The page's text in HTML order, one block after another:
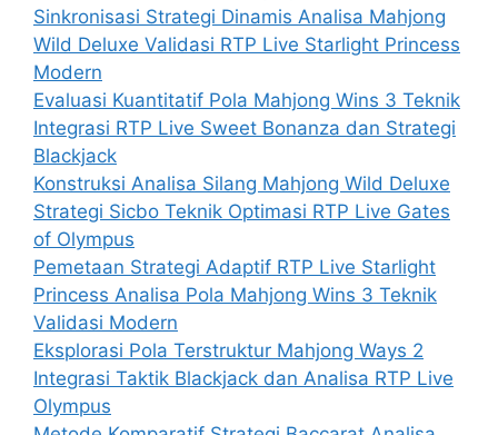
Sinkronisasi Strategi Dinamis Analisa Mahjong
Wild Deluxe Validasi RTP Live Starlight Princess
Modern
Evaluasi Kuantitatif Pola Mahjong Wins 3 Teknik
Integrasi RTP Live Sweet Bonanza dan Strategi
Blackjack
Konstruksi Analisa Silang Mahjong Wild Deluxe
Strategi Sicbo Teknik Optimasi RTP Live Gates
of Olympus
Pemetaan Strategi Adaptif RTP Live Starlight
Princess Analisa Pola Mahjong Wins 3 Teknik
Validasi Modern
Eksplorasi Pola Terstruktur Mahjong Ways 2
Integrasi Taktik Blackjack dan Analisa RTP Live
Olympus